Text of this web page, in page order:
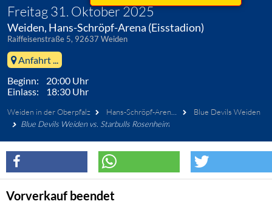
Freitag 31. Oktober 2025
Weiden, Hans-Schröpf-Arena (Eisstadion)
Raiffeisenstraße 5, 92637 Weiden
Anfahrt ...
Beginn: 20:00 Uhr
Einlass: 18:30 Uhr
Weiden in der Oberpfalz Hans-Schröpf-Arena (Eisstadion)
Blue Devils Weiden
Blue Devils Weiden vs. Starbulls Rosenheim
Vorverkauf beendet